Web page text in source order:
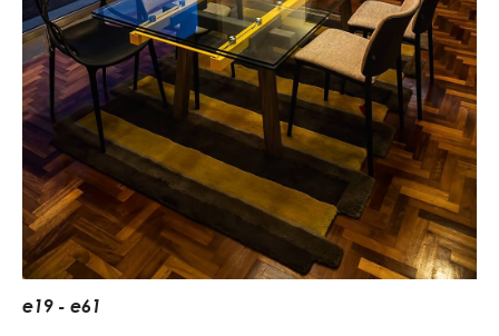
e19 - e61